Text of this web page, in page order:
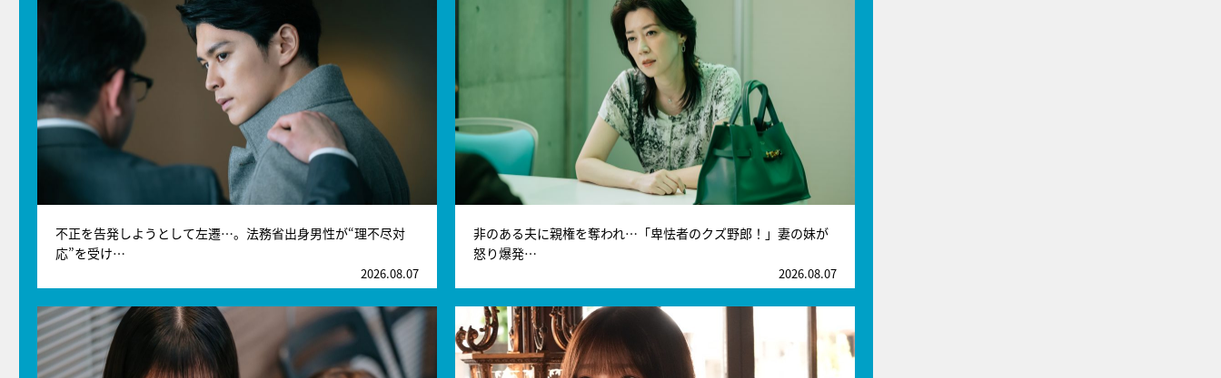
不正を告発しようとして左遷…。法務省出身男性が“理不尽対
応”を受け…
2026.08.07
非のある夫に親権を奪われ…「卑怯者のクズ野郎！」妻の妹が
怒り爆発…
2026.08.07